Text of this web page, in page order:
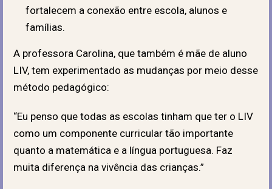
fortalecem a conexão entre escola, alunos e
famílias.
A professora Carolina, que também é mãe de aluno
LIV, tem experimentado as mudanças por meio desse
método pedagógico:
“Eu penso que todas as escolas tinham que ter o LIV
como um componente curricular tão importante
quanto a matemática e a língua portuguesa. Faz
muita diferença na vivência das crianças.”